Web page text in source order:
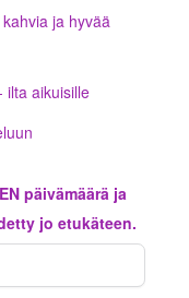
ja hyvää
ilta aikuisille
päivämäärä ja
jo etukäteen.